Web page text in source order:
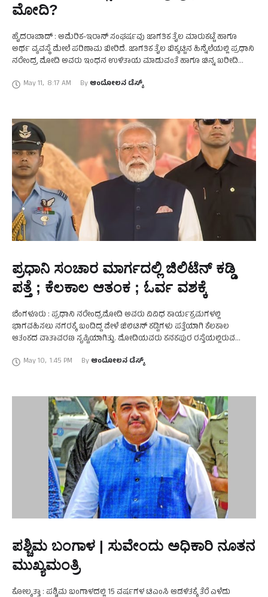
ಮೋದಿ?
ಹೈದರಾಬಾದ್‌ : ಅಮೆರಿಕ-ಇರಾನ್‌ ಸಂಘರ್ಷವು ಜಾಗತಿಕ ತೈಲ ಮಾರುಕಟ್ಟೆ ಹಾಗೂ
ಅರ್ಥ ವ್ಯವಸ್ಥೆ ಮೇಲೆ ಪರಿಣಾಮ ಬೀರಿದೆ. ಜಾಗತಿಕ ತೈಲ ಬಿಕ್ಕಟ್ಟಿನ ಹಿನ್ನೆಲೆಯಲ್ಲಿ ಪ್ರಧಾನಿ
ನರೇಂದ್ರ ಮೋದಿ ಅವರು ಇಂಧನ ಉಳಿತಾಯ ಮಾಡುವಂತೆ ಹಾಗೂ ಚಿನ್ನ ಖರೀದಿ
May 11, 8:17 AM By ಆಂದೋಲನ ಡೆಸ್ಕ್
ಪ್ರಧಾನಿ ಸಂಚಾರ ಮಾರ್ಗದಲ್ಲಿ ಜಿಲಿಟೆನ್ ಕಡ್ಡಿ
ಪತ್ತೆ ; ಕೆಲಕಾಲ ಆತಂಕ ; ಓರ್ವ ವಶಕ್ಕೆ
ಬೆಂಗಳೂರು : ಪ್ರಧಾನಿ ನರೇಂದ್ರಮೋದಿ ಅವರು ವಿವಿಧ ಕಾರ್ಯಕ್ರಮಗಳಲ್ಲಿ
ಭಾಗವಹಿಸಲು ನಗರಕ್ಕೆ ಬಂದಿದ್ದ ವೇಳೆ ಜಿಲಿಟಿನ್ ಕಡ್ಡಿಗಳು ಪತ್ತೆಯಾಗಿ ಕೆಲಕಾಲ
ಆತಂಕದ ವಾತಾವರಣ ಸೃಷ್ಟಿಯಾಗಿತ್ತು. ಮೋದಿಯವರು ಕನಕಪುರ ರಸ್ತೆಯಲ್ಲಿರುವ
May 10, 1:45 PM By ಆಂದೋಲನ ಡೆಸ್ಕ್
ಪಶ್ಚಿಮ ಬಂಗಾಳ | ಸುವೇಂದು ಅಧಿಕಾರಿ ನೂತನ
ಮುಖ್ಯಮಂತ್ರಿ
ಕೋಲ್ಕತ್ತಾ : ಪಶ್ಚಿಮ ಬಂಗಾಳದಲ್ಲಿ 15 ವರ್ಷಗಳ ಟಿಎಂಸಿ ಆಡಳಿತಕ್ಕೆ ತೆರೆ ಎಳೆದು